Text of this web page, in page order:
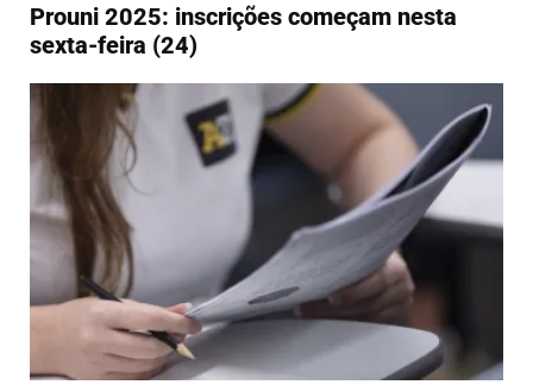
Prouni 2025: inscrições começam nesta
sexta-feira (24)